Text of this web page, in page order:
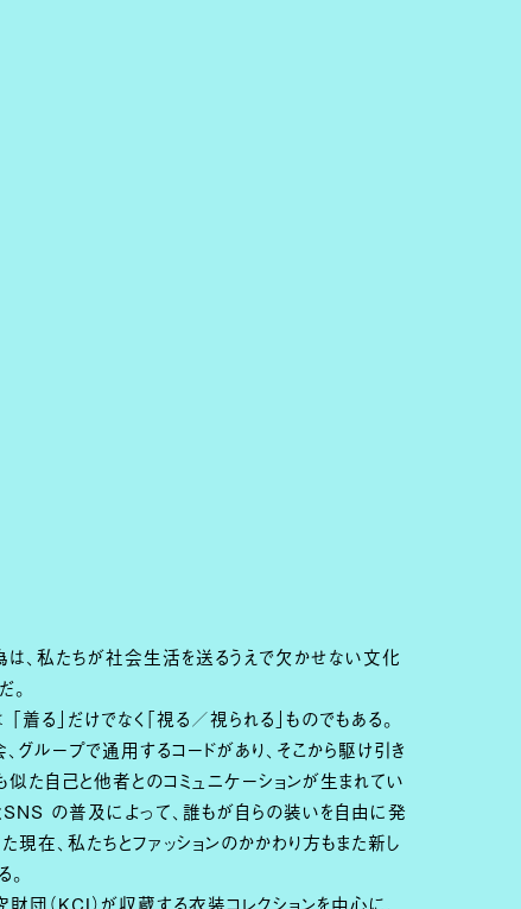
は、私たちが社会生活を送るうえで欠かせない文化
。
「着る」だけでなく「視る／視られる」ものでもある。
ループで通用するコードがあり、そこから駆け引き
似た自己と他者とのコミュニケーションが生まれてい
SNS の普及によって、誰もが自らの装いを自由に発
現在、私たちとファッションのかかわり方もまた新し